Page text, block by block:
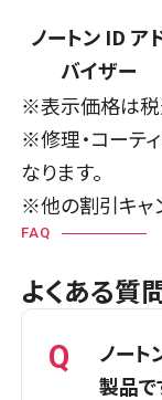
ノートン ID ア
バイザー
※表示価格は税
※修理・コーテ
なります。
※他の割引キャ
FAQ
よくある質
Q
ノート
製品で